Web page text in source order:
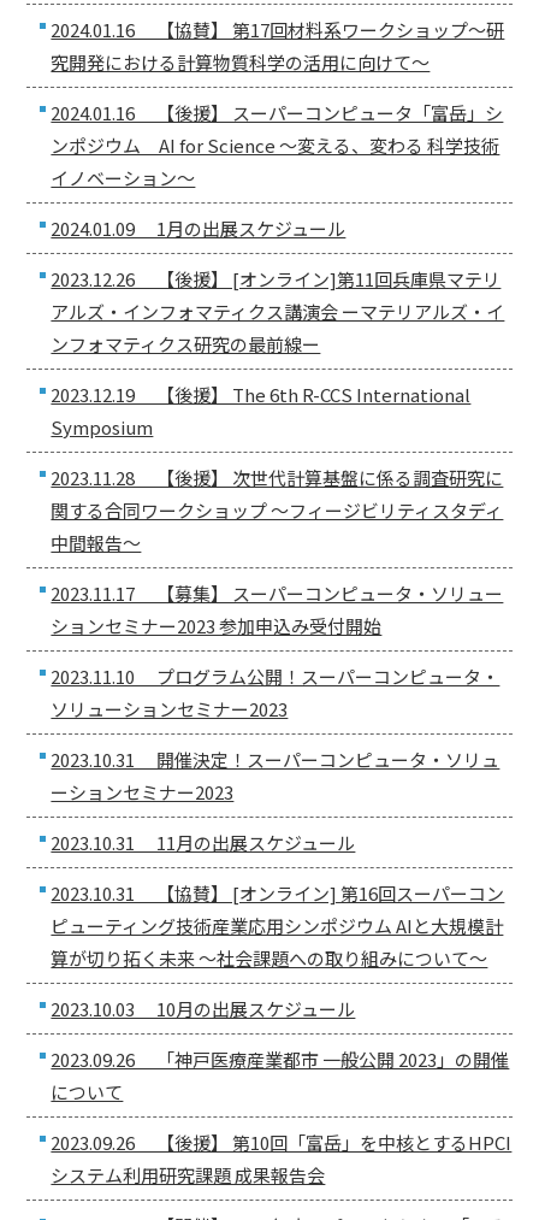
2024.01.16 【協賛】 第17回材料系ワークショップ〜研
究開発における計算物質科学の活用に向けて〜
2024.01.16 【後援】 スーパーコンピュータ「富岳」シ
ンポジウム AI for Science ～変える、変わる 科学技術
イノベーション～
2024.01.09 1月の出展スケジュール
2023.12.26 【後援】 [オンライン]第11回兵庫県マテリ
アルズ・インフォマティクス講演会 ーマテリアルズ・イ
ンフォマティクス研究の最前線ー
2023.12.19 【後援】 The 6th R-CCS International
Symposium
2023.11.28 【後援】 次世代計算基盤に係る調査研究に
関する合同ワークショップ ～フィージビリティスタディ
中間報告～
2023.11.17 【募集】 スーパーコンピュータ・ソリュー
ションセミナー2023 参加申込み受付開始
2023.11.10 プログラム公開！スーパーコンピュータ・
ソリューションセミナー2023
2023.10.31 開催決定！スーパーコンピュータ・ソリュ
ーションセミナー2023
2023.10.31 11月の出展スケジュール
2023.10.31 【協賛】 [オンライン] 第16回スーパーコン
ピューティング技術産業応用シンポジウム AIと大規模計
算が切り拓く未来 ～社会課題への取り組みについて～
2023.10.03 10月の出展スケジュール
2023.09.26 「神戸医療産業都市 一般公開 2023」の開催
について
2023.09.26 【後援】 第10回「富岳」を中核とするHPCI
システム利用研究課題 成果報告会